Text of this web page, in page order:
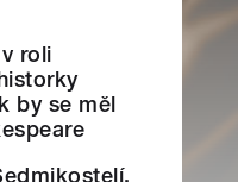
roli
by se měl